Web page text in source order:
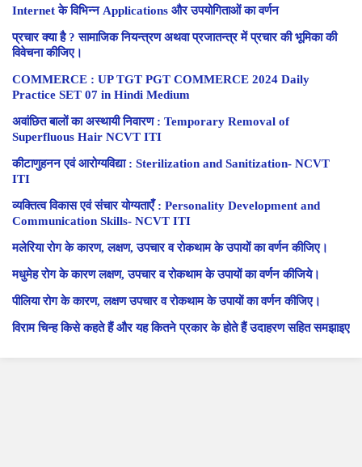
Internet के विभिन्न Applications और उपयोगिताओं का वर्णन
प्रचार क्या है ? सामाजिक नियन्त्रण अथवा प्रजातन्त्र में प्रचार की भूमिका की
विवेचना कीजिए।
COMMERCE : UP TGT PGT COMMERCE 2024 Daily
Practice SET 07 in Hindi Medium
अवांछित बालों का अस्थायी निवारण : Temporary Removal of
Superfluous Hair NCVT ITI
कीटाणुहनन एवं आरोग्यविद्या : Sterilization and Sanitization- NCVT
ITI
व्यक्तित्व विकास एवं संचार योग्यताएँ : Personality Development and
Communication Skills- NCVT ITI
मलेरिया रोग के कारण, लक्षण, उपचार व रोकथाम के उपायों का वर्णन कीजिए।
मधुमेह रोग के कारण लक्षण, उपचार व रोकथाम के उपायों का वर्णन कीजिये।
पीलिया रोग के कारण, लक्षण उपचार व रोकथाम के उपायों का वर्णन कीजिए।
विराम चिन्ह किसे कहते हैं और यह कितने प्रकार के होते हैं उदाहरण सहित समझाइए